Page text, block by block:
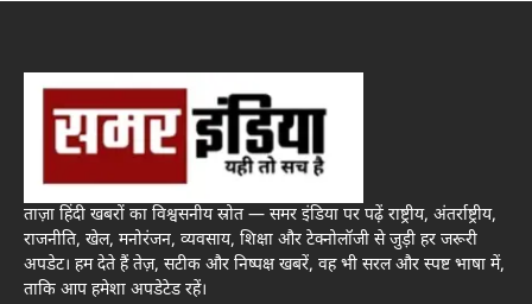
ताज़ा हिंदी खबरों का विश्वसनीय स्रोत — समर इंडिया पर पढ़ें राष्ट्रीय, अंतर्राष्ट्रीय,
राजनीति, खेल, मनोरंजन, व्यवसाय, शिक्षा और टेक्नोलॉजी से जुड़ी हर जरूरी
अपडेट। हम देते हैं तेज़, सटीक और निष्पक्ष खबरें, वह भी सरल और स्पष्ट भाषा में,
ताकि आप हमेशा अपडेटेड रहें।